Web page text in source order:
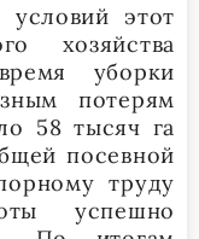
этот
хозяйства
уборки
потерям
58 тысяч га
посевной
труду
успешно